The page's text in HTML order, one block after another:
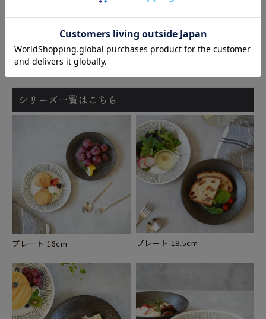
プレート 16cm プレート 18.5cm